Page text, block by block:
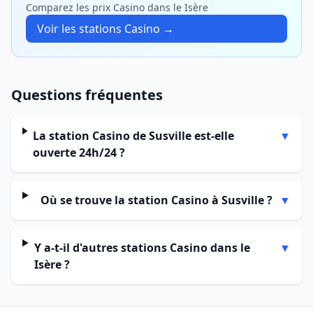
Comparez les prix Casino dans le Isère
Voir les stations Casino →
Questions fréquentes
La station Casino de Susville est-elle
ouverte 24h/24 ?
▼
Où se trouve la station Casino à Susville ? ▼
Y a-t-il d'autres stations Casino dans le
Isère ?
▼